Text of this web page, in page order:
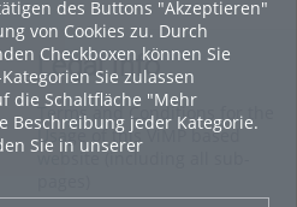
des Buttons "Akzeptieren"
von Cookies zu. Durch
Checkboxen können Sie
Sie zulassen
die Schaltfläche "Mehr
Beschreibung jeder Kategorie.
Sie in unserer
neue Top-Radweg in OÖ
Legal Info
Terms and Conditions for the
Usage of this ViMP based
website (including all sub-